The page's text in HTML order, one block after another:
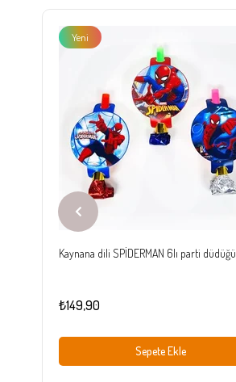
Kaynana dili SPİDERMAN 6lı parti düdüğü
₺149,90
Sepete Ekle
Yeni